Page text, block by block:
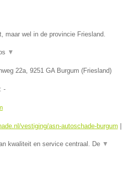
maar wel in de provincie Friesland.
▼
22a, 9251 GA Burgum (Friesland)
-
vestiging/asn-autoschade-burgum
kwaliteit en service centraal. De ▼